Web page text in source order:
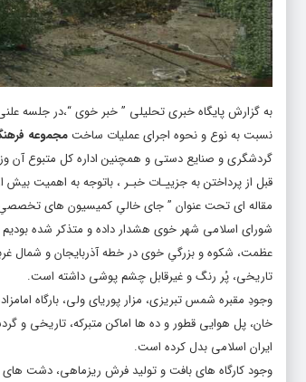
به گزارش پایگاه خبری تحلیلی ”خبر خوی
نسبت به نوع و نحوه اجرای عملیات ساختمجموعه
گردشگری و صنایع دستی و همچنین اداره کل متبوع آن
قبل از پرداختن به جزییـات خبـر ، باتوجه به اهمیت
مقاله ای تحت عنوان ” جای خالیِ کمیسیون های
شورای اسلامی شهر خوی هشدار داده و متذکر شده بودیم
عظمت، شکوه و بزرگیِ خوی در خطه آذربایجان و شمال غربی
تاریخی، پُر رنگ و غیرقابل چشم پوشی داشته است.
وجودِ مقبره شمس تبریزی، مزار پوریای ولی، بارگاه
خان، پل هوایی قطور و ده ها اماکن متبرکه، تاریخی
ایران اسلامی بدل کرده است.
وجود کارگاه های بافت و تولید فرش ریزماهی، دشت های